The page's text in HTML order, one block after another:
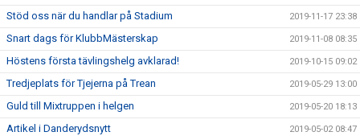
Stöd oss när du handlar på Stadium 2019-11-17 23:38
Snart dags för KlubbMästerskap 2019-11-08 08:35
Höstens första tävlingshelg avklarad! 2019-10-15 09:02
Tredjeplats för Tjejerna på Trean 2019-05-29 13:00
Guld till Mixtruppen i helgen 2019-05-20 18:13
Artikel i Danderydsnytt 2019-05-02 08:47